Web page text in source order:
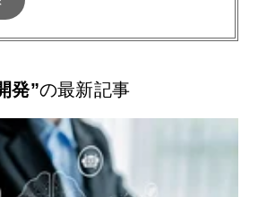
発”の最新記事